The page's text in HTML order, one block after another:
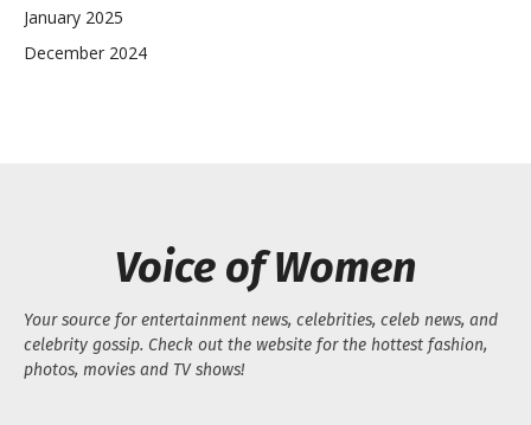
January 2025
December 2024
Voice of Women
Your source for entertainment news, celebrities, celeb news, and
celebrity gossip. Check out the website for the hottest fashion,
photos, movies and TV shows!